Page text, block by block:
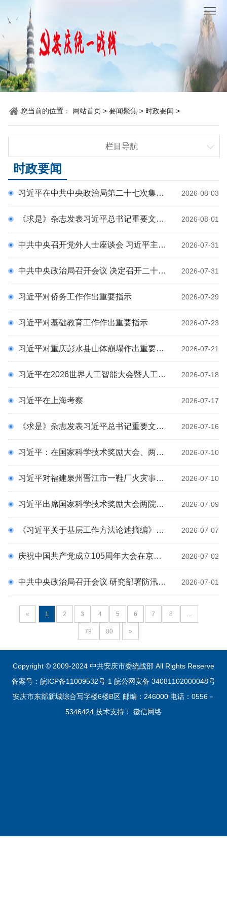
站
首
页
要
闻
聚
统
战
各
您当前的位置： 网站首页 > 要闻聚焦 > 时政要闻 >
栏目导航
统战要闻
省市要闻
时政要闻
2026-08-03
习近平在中共中央政治局第二十七次集体学习时强调 强化政治引领 深化创新发展 高质量推进国防和军队现代化
2026-08-01
《求是》杂志发表习近平总书记重要文章《加快建设健康中国》
2026-07-31
中共中央召开党外人士座谈会 习近平主持并发表重要讲话
2026-07-31
中共中央政治局召开会议 决定召开二十届五中全会 分析研究当前经济形势和经济工作 中共中央总书记习近平主持会议
2026-07-29
习近平对侨务工作作出重要指示
2026-07-23
习近平对基础教育工作作出重要指示
2026-07-21
习近平对重庆彭水县山体崩塌作出重要指示
2026-07-18
习近平在2026世界人工智能大会暨人工智能全球治理高级别会议开幕式上的主旨讲话（全文）
2026-07-17
习近平在上海考察
2026-07-16
《求是》杂志发表习近平总书记重要文章《在庆祝中国共产党成立105周年大会上的讲话》
2026-07-10
习近平：在国家科学技术奖励大会、两院院士大会、中国科协第十一次全国代表大会上的讲话
2026-07-10
习近平对福建泉州晋江市一鞋厂火灾事故作出重要指示
2026-07-09
习近平出席国家科学技术奖励大会两院院士大会中国科协第十一次全国代表大会并发表重要讲话
2026-07-07
《习近平关于基层工作方法论述摘编》出版发行
2026-07-02
庆祝中国共产党成立105周年大会在京隆重举行
2026-07-01
中共中央政治局召开会议 研究部署防汛抗旱工作 中共中央总书记习近平主持会议
« 1 2 3 4 5 6 7 8 ...
79 80 »
Copyright © 2009-2024 中共安庆市委统战部 All Rights Reserve
备案号：皖ICP备11009532号-1 皖公网安备 34081102000048号
安庆市东部新城综合写字楼6楼B区 邮编：246000 电话：0556－
5346424 技术支持： 徽信网络